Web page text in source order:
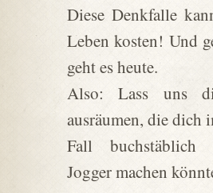
Diese Denkfalle
Leben kosten! Und
geht es heute.
Also: Lass uns
ausräumen, die dich
Fall
Jogger machen